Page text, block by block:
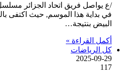
/ع يواصل فريق اتحاد الجزائر مسلسل
في بداية هذا الموسم, حيث اكتفى
البيض بنتيجة…
أكمل القراءة »
كل الرياضات
2025-09-29
117